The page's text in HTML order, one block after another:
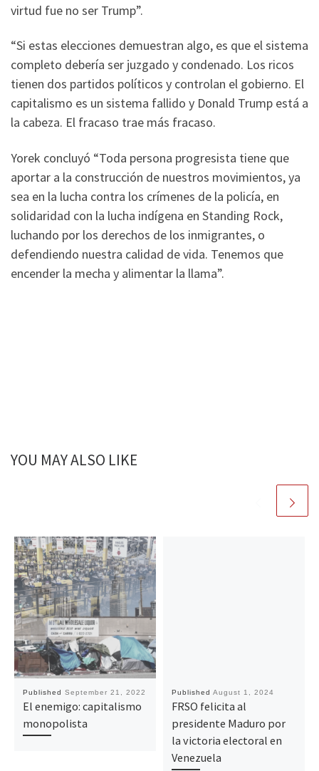
virtud fue no ser Trump”.
“Si estas elecciones demuestran algo, es que el sistema
completo debería ser juzgado y condenado. Los ricos
tienen dos partidos políticos y controlan el gobierno. El
capitalismo es un sistema fallido y Donald Trump está a
la cabeza. El fracaso trae más fracaso.
Yorek concluyó “Toda persona progresista tiene que
aportar a la construcción de nuestros movimientos, ya
sea en la lucha contra los crímenes de la policía, en
solidaridad con la lucha indígena en Standing Rock,
luchando por los derechos de los inmigrantes, o
defendiendo nuestra calidad de vida. Tenemos que
encender la mecha y alimentar la llama”.
YOU MAY ALSO LIKE
Published September 21, 2022
El enemigo: capitalismo
monopolista
Published August 1, 2024
FRSO felicita al
presidente Maduro por
la victoria electoral en
Venezuela